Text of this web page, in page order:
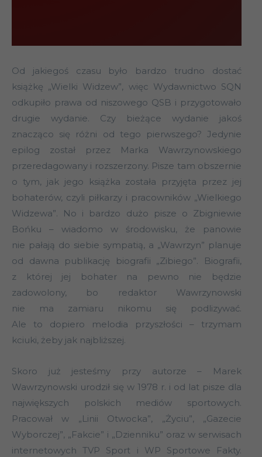
Od jakiegoś czasu było bardzo trudno dostać
książkę „Wielki Widzew”, więc Wydawnictwo SQN
odkupiło prawa od niszowego QSB i przygotowało
drugie wydanie. Czy bieżące wydanie jakoś
znacząco się różni od tego pierwszego? Jedynie
epilog został przez Marka Wawrzynowskiego
przeredagowany i rozszerzony. Pisze tam obszernie
o tym, jak jego książka została przyjęta przez jej
bohaterów, czyli piłkarzy i pracowników „Wielkiego
Widzewa”. No i bardzo dużo pisze o Zbigniewie
Bońku – wiadomo w środowisku, że panowie
nie pałają do siebie sympatią, a „Wawrzyn” planuje
od dawna publikację biografii „Zibiego”. Biografii,
z której jej bohater na pewno nie będzie
zadowolony, bo redaktor Wawrzynowski
nie ma zamiaru nikomu się podlizywać.
Ale to dopiero melodia przyszłości – trzymam
kciuki, żeby jak najbliższej.
Skoro już jesteśmy przy autorze – Marek
Wawrzynowski urodził się w 1978 r. i od lat pisze dla
największych polskich mediów sportowych.
Pracował w „Linii Otwocka”, „Życiu”, „Gazecie
Wyborczej”, „Fakcie” i „Dzienniku” oraz w serwisach
internetowych TVP Sport i WP Sportowe Fakty.